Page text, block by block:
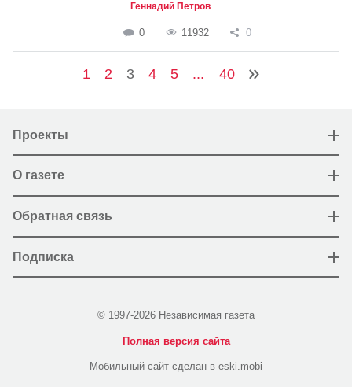
Геннадий Петров
0 11932 0
1 2 3 4 5 ... 40
Проекты
О газете
Обратная связь
Подписка
© 1997-2026 Независимая газета
Полная версия сайта
Мобильный сайт сделан в eski.mobi